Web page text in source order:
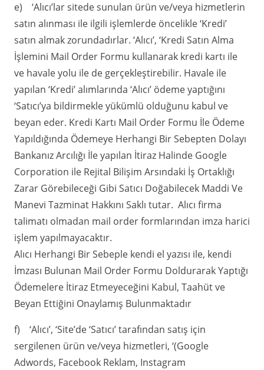
e) ‘Alıcı’lar sitede sunulan ürün ve/veya hizmetlerin
satın alınması ile ilgili işlemlerde öncelikle ‘Kredi’
satın almak zorundadırlar. ‘Alıcı’, ‘Kredi Satın Alma
İşlemini Mail Order Formu kullanarak kredi kartı ile
ve havale yolu ile de gerçekleştirebilir. Havale ile
yapılan ‘Kredi’ alımlarında ‘Alıcı’ ödeme yaptığını
‘Satıcı’ya bildirmekle yükümlü olduğunu kabul ve
beyan eder. Kredi Kartı Mail Order Formu İle Ödeme
Yapıldığında Ödemeye Herhangi Bir Sebepten Dolayı
Bankanız Arcılığı İle yapılan İtiraz Halinde Google
Corporation ile Rejital Bilişim Arsındaki İş Ortaklığı
Zarar Görebileceği Gibi Satıcı Doğabilecek Maddi Ve
Manevi Tazminat Hakkını Saklı tutar. Alıcı firma
talimatı olmadan mail order formlarından imza harici
işlem yapılmayacaktır.
Alıcı Herhangi Bir Sebeple kendi el yazısı ile, kendi
İmzası Bulunan Mail Order Formu Doldurarak Yaptığı
Ödemelere İtiraz Etmeyeceğini Kabul, Taahüt ve
Beyan Ettiğini Onaylamış Bulunmaktadır
f) ‘Alıcı’, ‘Site’de ‘Satıcı’ tarafından satış için
sergilenen ürün ve/veya hizmetleri, ‘(Google
Adwords, Facebook Reklam, Instagram